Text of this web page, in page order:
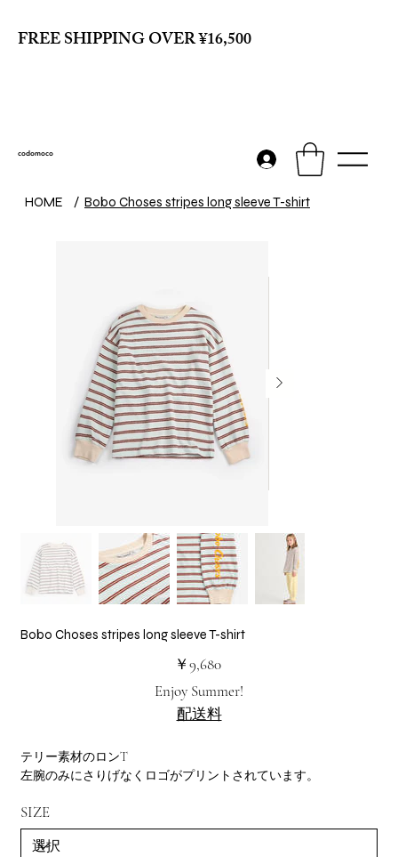
FREE SHIPPING OVER ¥16,500
codomoco
HOME / Bobo Choses stripes long sleeve T-shirt
Bobo Choses stripes long sleeve T-shirt
価
格
￥9,680
Enjoy Summer!
配送料
テリー素材のロンT
左腕のみにさりげなくロゴがプリントされています。
SIZE